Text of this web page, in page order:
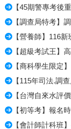
【45期警專考後
【調查局特考】
【營養師】116
【超級考試王】
【商科學生限定
【115年司法.調
【台灣自來水評
【初等考】報名
【會計師計科班